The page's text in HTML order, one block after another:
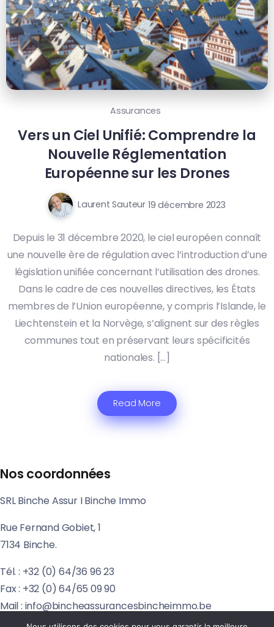
Assurances
Vers un Ciel Unifié: Comprendre la
Nouvelle Réglementation
Européenne sur les Drones
Laurent Sauteur 19 décembre 2023
Depuis le 31 décembre 2020, le ciel européen connaît
une nouvelle ère de régulation avec l’introduction d’une
législation unifiée concernant l’utilisation des drones.
Dans le cadre de ces nouvelles directives, les États
membres de l’Union européenne, y compris l’Islande, le
Liechtenstein et la Norvège, s’alignent sur des règles
communes tout en préservant leurs spécificités
nationales. […]
Read More
Nos coordonnées
SRL Binche Assur I Binche Immo
Rue Fernand Gobiet, 1
7134 Binche.
Tél. : +32 (0) 64/36 96 23
Fax : +32 (0) 64/65 09 90
Mail : info@bincheassurancesbincheimmo.be